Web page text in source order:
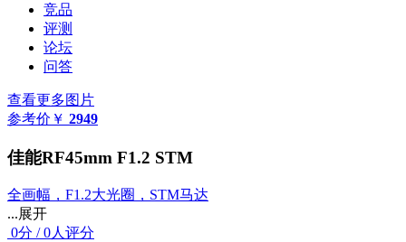
竞品
评测
论坛
问答
查看更多图片
参考价 ￥ 2949
佳能RF45mm F1.2 STM
全画幅，F1.2大光圈，STM马达
...展开
0分 /0人评分